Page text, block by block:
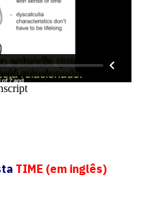
TIME (em inglês)